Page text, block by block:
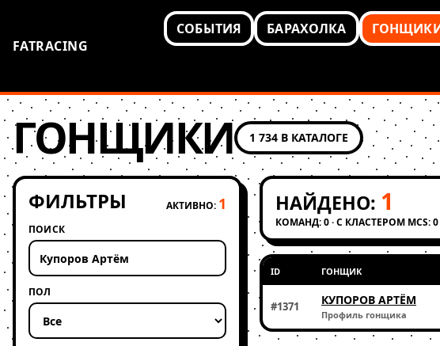
FATRACING
СОБЫТИЯ БАРАХОЛКА
ГОНЩИКИ 1 734 В КАТАЛОГЕ
ФИЛЬТРЫ АКТИВНО: 1
ПОИСК
ПОЛ
НАЙДЕНО: 1
КОМАНД: 0 · С КЛАСТЕРОМ MCS: 0
ID ГОНЩИК
#1371 КУПОРОВ АРТЁМ
Профиль гонщика